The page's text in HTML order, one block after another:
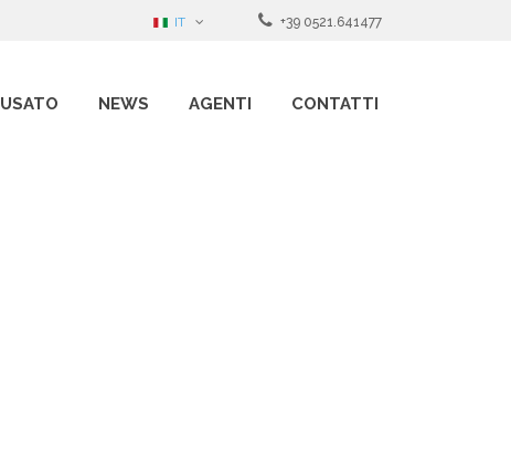
IT +39 0521.641477
USATO NEWS AGENTI CONTATTI